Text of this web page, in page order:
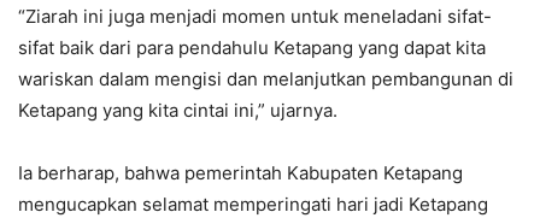
“Ziarah ini juga menjadi momen untuk meneladani sifat-
sifat baik dari para pendahulu Ketapang yang dapat kita
wariskan dalam mengisi dan melanjutkan pembangunan di
Ketapang yang kita cintai ini,” ujarnya.
Ia berharap, bahwa pemerintah Kabupaten Ketapang
mengucapkan selamat memperingati hari jadi Ketapang